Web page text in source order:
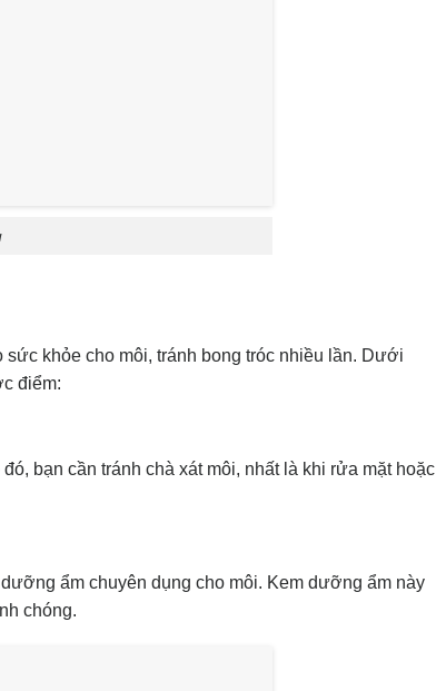
khỏe cho môi, tránh bong tróc nhiều lần. Dưới
điểm:
bạn cần tránh chà xát môi, nhất là khi rửa mặt hoặc
ẩm chuyên dụng cho môi. Kem dưỡng ẩm này
chóng.